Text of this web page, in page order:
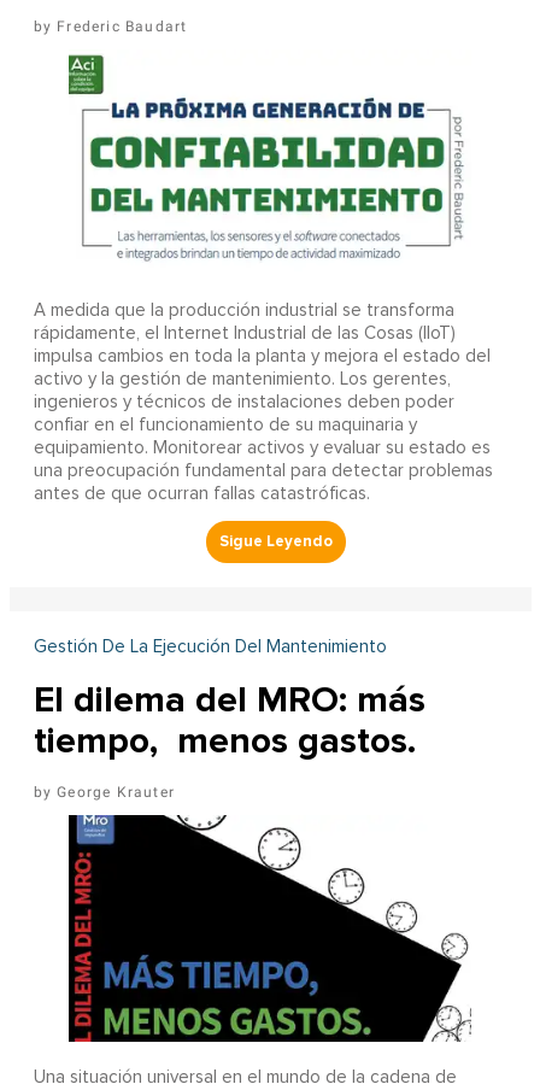
Frederic Baudart
A medida que la producción industrial se transforma
rápidamente, el Internet Industrial de las Cosas (IIoT)
impulsa cambios en toda la planta y mejora el estado del
activo y la gestión de mantenimiento. Los gerentes,
ingenieros y técnicos de instalaciones deben poder
confiar en el funcionamiento de su maquinaria y
equipamiento. Monitorear activos y evaluar su estado es
una preocupación fundamental para detectar problemas
antes de que ocurran fallas catastróficas.
Gestión De La Ejecución Del Mantenimiento
El dilema del MRO: más
tiempo, menos gastos.
George Krauter
Una situación universal en el mundo de la cadena de